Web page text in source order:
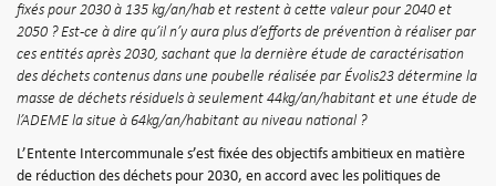
fixés pour 2030 à 135 kg/an/hab et restent à cette valeur pour 2040 et
2050 ? Est-ce à dire qu’il n’y aura plus d’efforts de prévention à réaliser par
ces entités après 2030, sachant que la dernière étude de caractérisation
des déchets contenus dans une poubelle réalisée par Évolis23 détermine la
masse de déchets résiduels à seulement 44kg/an/habitant et une étude de
l’ADEME la situe à 64kg/an/habitant au niveau national ?
L’Entente Intercommunale s’est fixée des objectifs ambitieux en matière
de réduction des déchets pour 2030, en accord avec les politiques de